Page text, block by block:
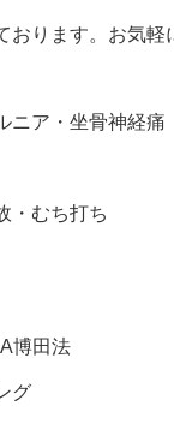
おります。お気軽
ニア・坐骨神経痛
・むち打ち
博田法
グ